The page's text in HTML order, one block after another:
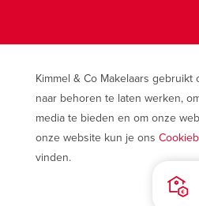
Kimmel & Co Makelaars
naar behoren te laten werken,
media te bieden en om onze
onze website kun je ons
vinden.
© 2026
Privacy
Cookies